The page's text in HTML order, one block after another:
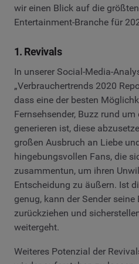
wir einen Blick auf die
Entertainment-Branche für
1. Revivals
In unserer Social-Media-
„Verbrauchertrends 2020
dass eine der besten
Fernsehsender, Buzz rund um
generieren ist, diese
großen Ausbruch an Liebe
hingebungsvollen Fans, die
zusammentun, um ihren
Entscheidung zu äußern. Ist
genug, kann der Sender
zurückziehen und
weitergeht.
Weiteres Potenzial der